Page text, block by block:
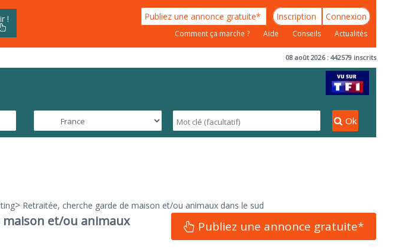
! Publiez une annonce gratuite* Inscription Connexion
Comment ça marche ? Aide Conseils Actualités
08 août 2026 : 442579 inscrits
Ok
> Retraitée, cherche garde de maison et/ou animaux dans le sud
maison et/ou animaux
Publiez une annonce gratuite*